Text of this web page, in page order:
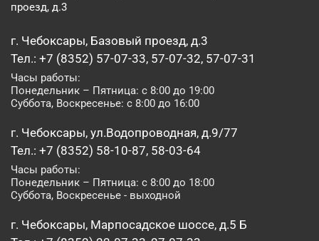
проезд, д.3
г. Чебоксары, Базовый проезд, д.3
Тел.: +7 (8352) 57-07-33, 57-07-32, 57-07-31
Часы работы:
Понедельник – Пятница: с 8:00 до 19:00
Суббота, Воскресенье: с 8:00 до 16:00
г. Чебоксары, ул.Водопроводная, д.9/77
Тел.: +7 (8352) 58-10-87, 58-03-64
Часы работы:
Понедельник – Пятница: с 8:00 до 18:00
Суббота, Воскресенье - выходной
г. Чебоксары, Марпосадское шоссе, д.5 Б